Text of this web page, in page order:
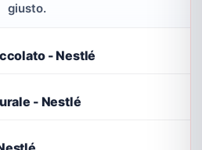
giusto.
- Nestlé
- Nestlé